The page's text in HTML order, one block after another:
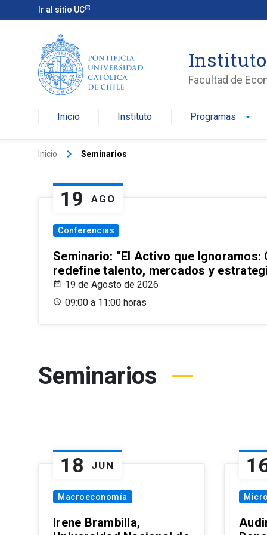
Ir al sitio UC
Facultad de
Inicio Instituto Programas arrow_drop_down
Inicio keyboard_arrow_right Seminarios
19 AGO
Conferencias
Seminario: “El Activo que
redefine talento, mercados y
19 de Agosto de 2026
09:00 a 11:00 horas
Seminarios
18 JUN
Macroeconomía
Irene Brambilla,